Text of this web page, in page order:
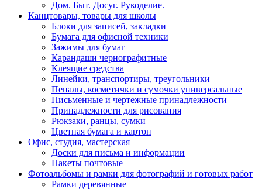
Дом. Быт. Досуг. Рукоделие.
Канцтовары, товары для школы
Блоки для записей, закладки
Бумага для офисной техники
Зажимы для бумаг
Карандаши чернографитные
Клеящие средства
Линейки, транспортиры, треугольники
Пеналы, косметички и сумочки универсальные
Письменные и чертежные принадлежности
Принадлежности для рисования
Рюкзаки, ранцы, сумки
Цветная бумага и картон
Офис, студия, мастерская
Доски для письма и информации
Пакеты почтовые
Фотоальбомы и рамки для фотографий и готовых работ
Рамки деревянные